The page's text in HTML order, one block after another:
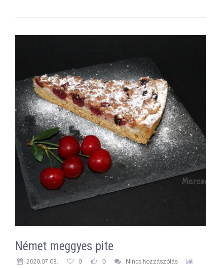
Német meggyes pite
2020.07.08. 0 0
Nincs hozzászólás